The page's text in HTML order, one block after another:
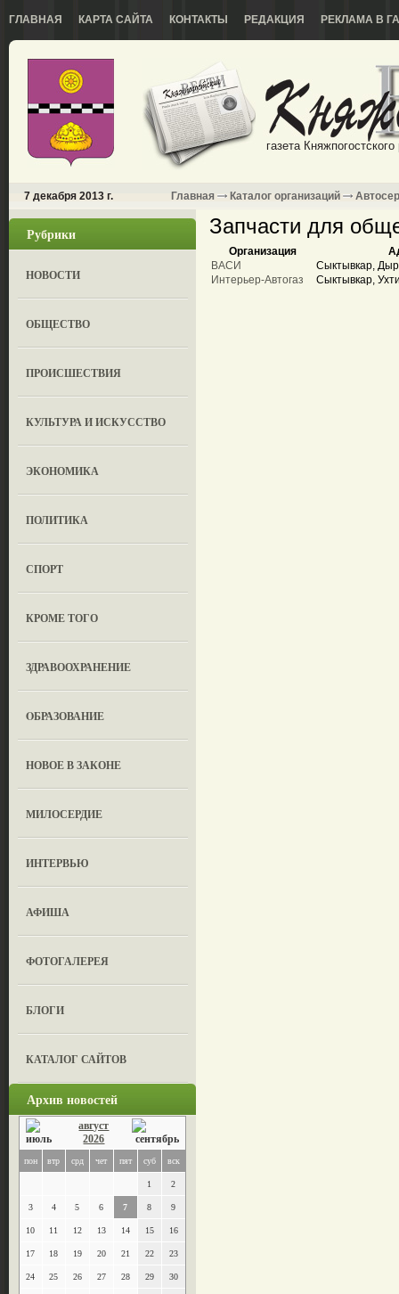
ГЛАВНАЯ КАРТА САЙТА КОНТАКТЫ РЕДАКЦИЯ РЕКЛАМА В
газета
7 декабря 2013 г. Главная Каталог организаций
Рубрики
НОВОСТИ
ОБЩЕСТВО
ПРОИСШЕСТВИЯ
КУЛЬТУРА И ИСКУССТВО
ЭКОНОМИКА
ПОЛИТИКА
СПОРТ
КРОМЕ ТОГО
ЗДРАВООХРАНЕНИЕ
OБРАЗОВАНИЕ
НОВОЕ В ЗАКОНЕ
МИЛОСЕРДИЕ
ИНТЕРВЬЮ
АФИША
ФОТОГАЛЕРЕЯ
БЛОГИ
КАТАЛОГ САЙТОВ
Архив новостей
август
2026
пон втр срд чет пят суб вск
1 2
3 4 5 6 7 8 9
10 11 12 13 14 15 16
17 18 19 20 21 22 23
24 25 26 27 28 29 30
Запчасти для
Организация
ВАСИ
Сыктывкар,
Интерьер-Автогаз
Сыктывкар,